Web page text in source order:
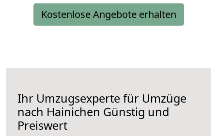
Kostenlose Angebote erhalten
Ihr Umzugsexperte für Umzüge
nach Hainichen Günstig und
Preiswert